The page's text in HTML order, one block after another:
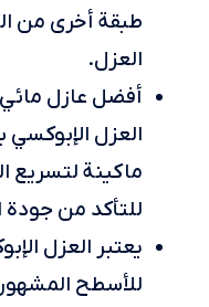
طبقة أخرى من
العزل.
أفضل عازل
العزل
ماكينة لتسريع
للتأكد من جودة
يعتبر العزل
للأسطح